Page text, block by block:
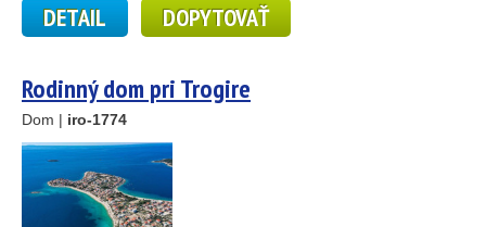
DETAIL DOPYTOVAŤ
Rodinný dom pri Trogire
Dom | iro-1774